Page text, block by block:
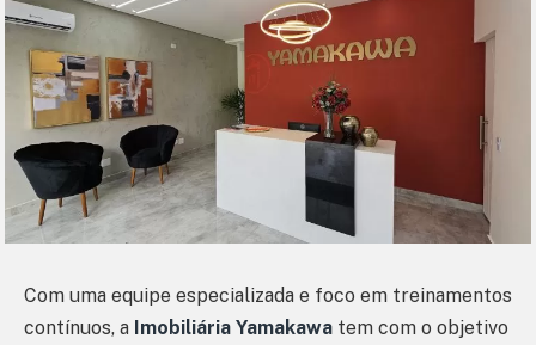
Com uma equipe especializada e foco em treinamentos
contínuos, a Imobiliária Yamakawa tem com o objetivo